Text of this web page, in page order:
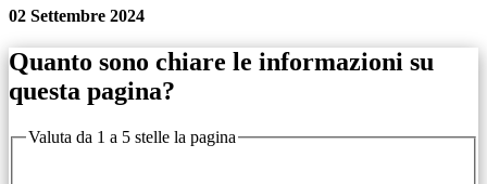
02 Settembre 2024
Quanto sono chiare le informazioni su
questa pagina?
Valuta da 1 a 5 stelle la pagina